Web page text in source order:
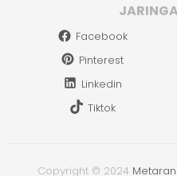
Facebook
Pinterest
Linkedin
Tiktok
Copyright © 2024